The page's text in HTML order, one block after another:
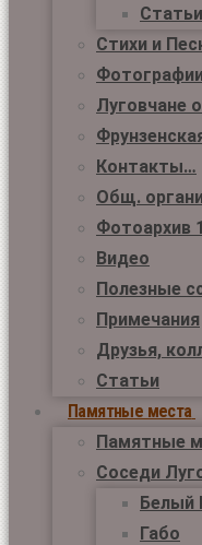
Стихи и
Луговчане
Контакты…
Общ.
Фотоархив
Видео
Полезные
Примечания
Друзья,
Статьи
Памятные места
Памятные
Соседи
Белый
Габо